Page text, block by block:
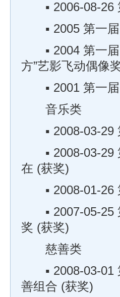
▪ 2006-08-26
▪ 2005 第一届
▪ 2004 第一届
方”艺影飞动偶像
▪ 2001 第一届
音乐类
▪ 2008-03-29
▪ 2008-03-29
在 (获奖)
▪ 2008-01-26
▪ 2007-05-25
奖 (获奖)
慈善类
▪ 2008-03-01
善组合 (获奖)